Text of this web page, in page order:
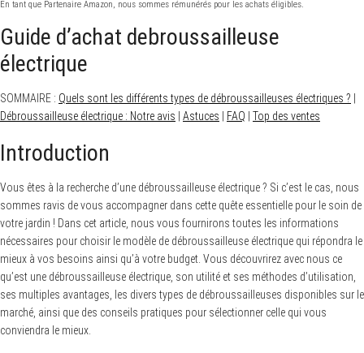
En tant que Partenaire Amazon, nous sommes rémunérés pour les achats éligibles.
Guide d’achat debroussailleuse
électrique
SOMMAIRE : Quels sont les différents types de débroussailleuses électriques ?
Débroussailleuse électrique : Notre avis
Astuces FAQ Top des ventes
Introduction
Vous êtes à la recherche d’une débroussailleuse électrique ? Si c’est le cas, nous
sommes ravis de vous accompagner dans cette quête essentielle pour le soin de
votre jardin ! Dans cet article, nous vous fournirons toutes les informations
nécessaires pour choisir le modèle de débroussailleuse électrique qui répondra le
mieux à vos besoins ainsi qu’à votre budget. Vous découvrirez avec nous ce
qu’est une débroussailleuse électrique, son utilité et ses méthodes d’utilisation,
ses multiples avantages, les divers types de débroussailleuses disponibles sur le
marché, ainsi que des conseils pratiques pour sélectionner celle qui vous
conviendra le mieux.